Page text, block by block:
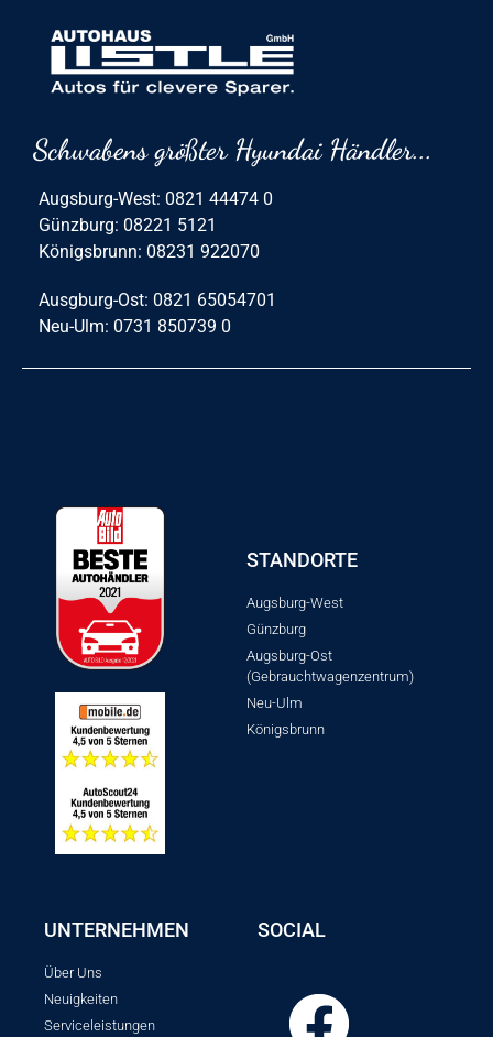
Schwabens größter Hyundai Händler...
Augsburg-West: 0821 44474 0
Günzburg: 08221 5121
Königsbrunn: 08231 922070
Ausgburg-Ost: 0821 65054701
Neu-Ulm: 0731 850739 0
STANDORTE
Augsburg-West
Günzburg
Augsburg-Ost
(Gebrauchtwagenzentrum)
Neu-Ulm
Königsbrunn
UNTERNEHMEN
Über Uns
Neuigkeiten
Serviceleistungen
SOCIAL